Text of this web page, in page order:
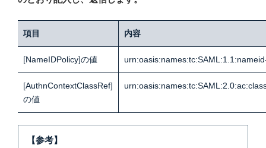
項目 内容
[NameIDPolicy]の値
[AuthnContextClassRef]
の値
【参考】